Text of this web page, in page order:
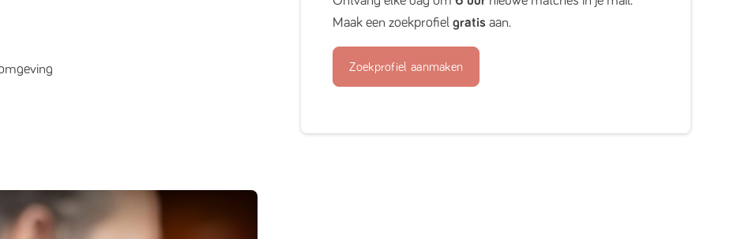
Maak een zoekprofielgratis aan.
Zoekprofiel aanmaken